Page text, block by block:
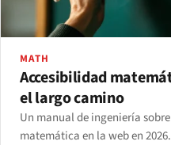
MATH
Accesibilidad
el largo camino
Un manual de ingeniería
matemática en la web en 2026.